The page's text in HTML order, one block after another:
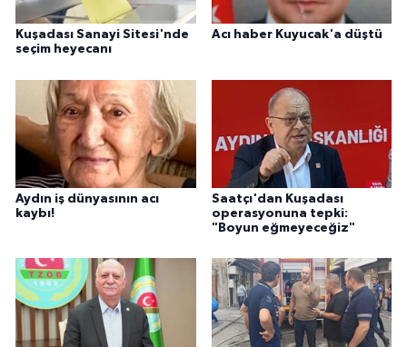
Kuşadası Sanayi Sitesi'nde
seçim heyecanı
Acı haber Kuyucak'a düştü
Aydın iş dünyasının acı
kaybı!
Saatçı'dan Kuşadası
operasyonuna tepki:
"Boyun eğmeyeceğiz"